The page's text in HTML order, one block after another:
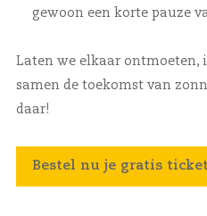
gewoon een korte pauze
Laten we elkaar ontmoeten,
samen de toekomst van
daar!
Bestel nu je gratis